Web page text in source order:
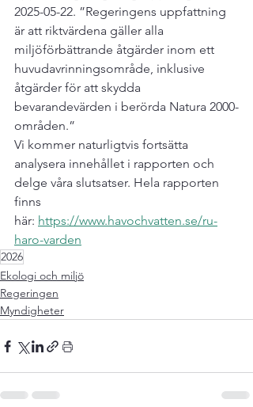
2025-05-22. ”Regeringens uppfattning
är att riktvärdena gäller alla
miljöförbättrande åtgärder inom ett
huvudavrinningsområde, inklusive
åtgärder för att skydda
bevarandevärden i berörda Natura 2000-
områden.”
Vi kommer naturligtvis fortsätta
analysera innehållet i rapporten och
delge våra slutsatser. Hela rapporten
finns
här: https://www.havochvatten.se/ru-
haro-varden
2026
Ekologi och miljö
Regeringen
Myndigheter